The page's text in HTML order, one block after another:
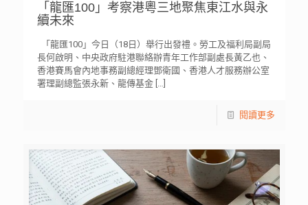
「龍匯100」考察港粵三地聚焦東江水與永
續未來
「龍匯100」今日（18日）舉行出發禮。勞工及福利局副局
長何啟明、中央政府駐港聯絡辦青年工作部副處長黃乙也、
香港賽馬會內地事務副總經理鄧衛國、香港人才服務辦公室
署理副總監張永新、龍傳基金[…]
閱讀更多